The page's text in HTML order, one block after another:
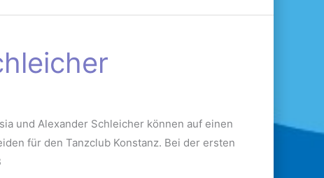
und Alexander Schleicher können auf einen
für den Tanzclub Konstanz. Bei der ersten